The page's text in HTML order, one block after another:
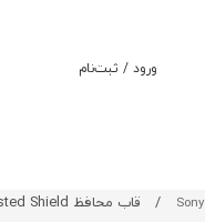
ورود / ثبت‌نام
/ قاب محافظ Sony Xperia X Compact Super Frosted Shield